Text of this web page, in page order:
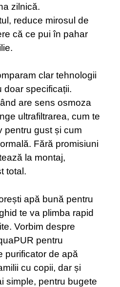
zilnică.
reduce mirosul de
că ce pui în pahar
clar tehnologii
doar specificații.
are sens osmoza
ultrafiltrarea, cum te
pentru gust și cum
Fără promisiuni
la montaj,
total.
apă bună pentru
te va plimba rapid
Vorbim despre
pentru
purificator de apă
cu copii, dar și
simple, pentru bugete